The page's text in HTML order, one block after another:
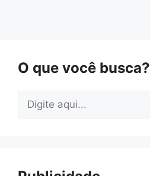
O que você busca?
Pesquisar